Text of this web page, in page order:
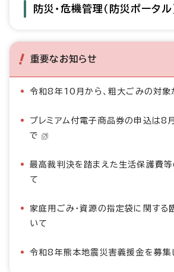
防災・危機管理（防災ポータル
重要なお知らせ
令和8年10月から、粗大ごみの対象
プレミアム付電子商品券の申込は8
で
最高裁判決を踏まえた生活保護費
て
家庭用ごみ・資源の指定袋に関する
いて
令和8年熊本地震災害義援金を募集